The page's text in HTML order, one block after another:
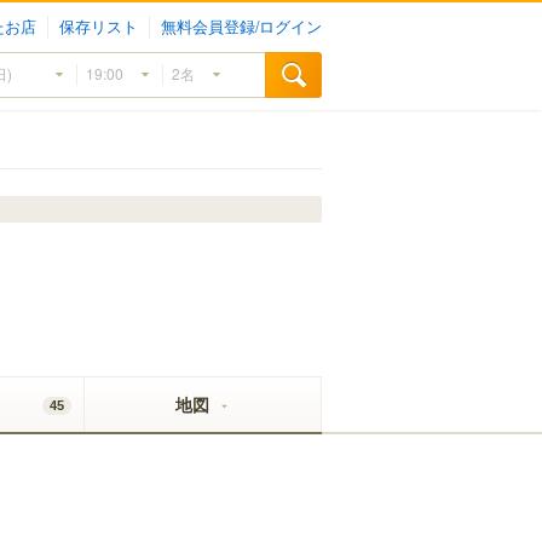
お店 保存リスト 無料会員登録/ログイン
45 地図